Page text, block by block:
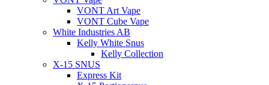
VONT Art Vape
VONT Cube Vape
White Industries AB
Kelly White Snus
Kelly Collection
X-15 SNUS
Express Kit